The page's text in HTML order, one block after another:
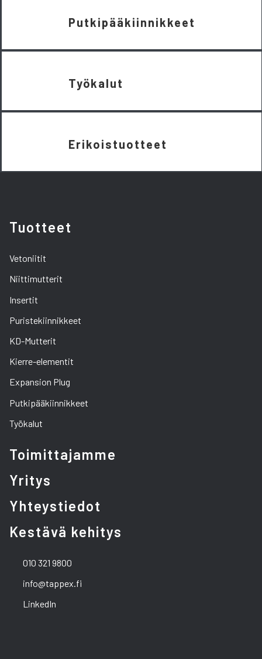
Putkipääkiinnikkeet
Työkalut
Erikoistuotteet
Tuotteet
Vetoniitit
Niittimutterit
Insertit
Puristekiinnikkeet
KD-Mutterit
Kierre-elementit
Expansion Plug
Putkipääkiinnikkeet
Työkalut
Toimittajamme
Yritys
Yhteystiedot
Kestävä kehitys
010 321 9800
info@tappex.fi
LinkedIn